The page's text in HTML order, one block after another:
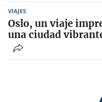
VIAJES
Oslo, un viaje
una ciudad